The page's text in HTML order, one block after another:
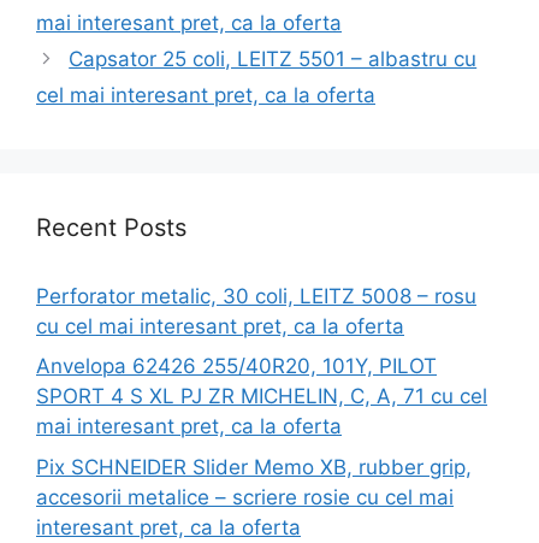
mai interesant pret, ca la oferta
Capsator 25 coli, LEITZ 5501 – albastru cu
cel mai interesant pret, ca la oferta
Recent Posts
Perforator metalic, 30 coli, LEITZ 5008 – rosu
cu cel mai interesant pret, ca la oferta
Anvelopa 62426 255/40R20, 101Y, PILOT
SPORT 4 S XL PJ ZR MICHELIN, C, A, 71 cu cel
mai interesant pret, ca la oferta
Pix SCHNEIDER Slider Memo XB, rubber grip,
accesorii metalice – scriere rosie cu cel mai
interesant pret, ca la oferta